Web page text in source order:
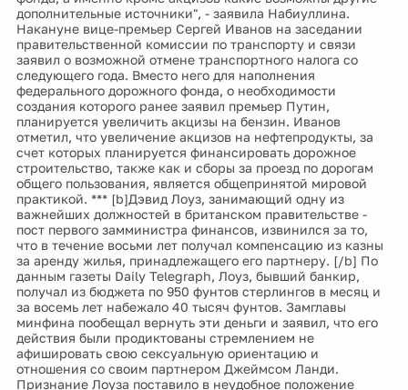
дополнительные источники", - заявила Набиуллина.
Накануне вице-премьер Сергей Иванов на заседании
правительственной комиссии по транспорту и связи
заявил о возможной отмене транспортного налога со
следующего года. Вместо него для наполнения
федерального дорожного фонда, о необходимости
создания которого ранее заявил премьер Путин,
планируется увеличить акцизы на бензин. Иванов
отметил, что увеличение акцизов на нефтепродукты, за
счет которых планируется финансировать дорожное
строительство, также как и сборы за проезд по дорогам
общего пользования, является общепринятой мировой
практикой. *** [b]Дэвид Лоуз, занимающий одну из
важнейших должностей в британском правительстве -
пост первого замминистра финансов, извинился за то,
что в течение восьми лет получал компенсацию из казны
за аренду жилья, принадлежащего его партнеру. [/b] По
данным газеты Daily Telegraph, Лоуз, бывший банкир,
получал из бюджета по 950 фунтов стерлингов в месяц и
за восемь лет набежало 40 тысяч фунтов. Замглавы
минфина пообещал вернуть эти деньги и заявил, что его
действия были продиктованы стремлением не
афишировать свою сексуальную ориентацию и
отношения со своим партнером Джеймсом Ланди.
Признание Лоуза поставило в неудобное положение